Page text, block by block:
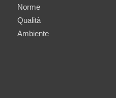
Norme
Qualità
Ambiente